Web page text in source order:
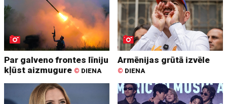
Par galveno frontes līniju
kļūst aizmugure © DIENA
Armēnijas grūtā izvēle
© DIENA